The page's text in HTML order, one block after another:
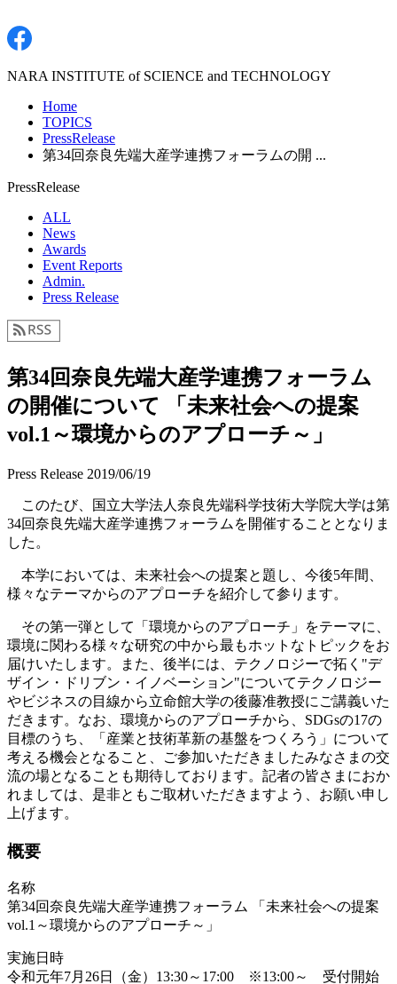
NARA INSTITUTE of SCIENCE and TECHNOLOGY
Home
TOPICS
PressRelease
第34回奈良先端大産学連携フォーラムの開 ...
PressRelease
ALL
News
Awards
Event Reports
Admin.
Press Release
第34回奈良先端大産学連携フォーラム
の開催について 「未来社会への提案
vol.1～環境からのアプローチ～」
Press Release 2019/06/19
このたび、国立大学法人奈良先端科学技術大学院大学は第
34回奈良先端大産学連携フォーラムを開催することとなりま
した。
本学においては、未来社会への提案と題し、今後5年間、
様々なテーマからのアプローチを紹介して参ります。
その第一弾として「環境からのアプローチ」をテーマに、
環境に関わる様々な研究の中から最もホットなトピックをお
届けいたします。また、後半には、テクノロジーで拓く"デ
ザイン・ドリブン・イノベーション"についてテクノロジー
やビジネスの目線から立命館大学の後藤准教授にご講義いた
だきます。なお、環境からのアプローチから、SDGsの17の
目標のうち、「産業と技術革新の基盤をつくろう」について
考える機会となること、ご参加いただきましたみなさまの交
流の場となることも期待しております。記者の皆さまにおか
れましては、是非ともご取材いただきますよう、お願い申し
上げます。
概要
名称
第34回奈良先端大産学連携フォーラム 「未来社会への提案
vol.1～環境からのアプローチ～」
実施日時
令和元年7月26日（金）13:30～17:00 ※13:00～ 受付開始